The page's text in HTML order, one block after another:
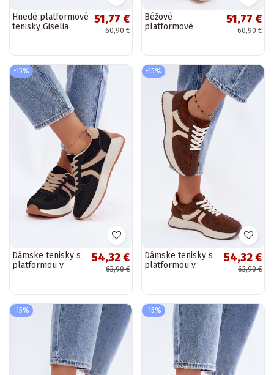
Hnedé platformové
tenisky Giselia
51,77 €
60,90 €
Béžové
platformové
51,77 €
60,90 €
-15%
Dámske tenisky s
platformou v
54,32 €
63,90 €
-15%
Dámske tenisky s
platformou v
54,32 €
63,90 €
-15% -15%